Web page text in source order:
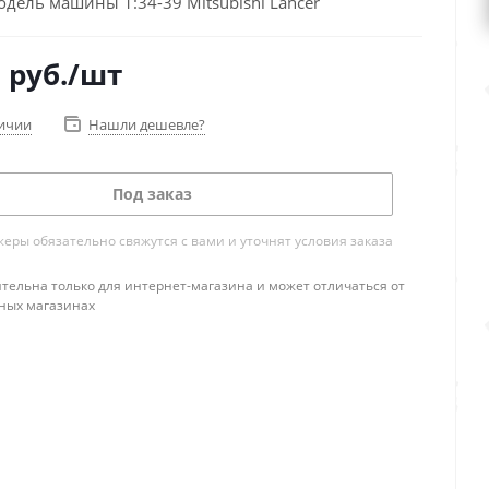
руб./шт
Нашли дешевле?
Под заказ
обязательно свяжутся с вами и уточнят условия заказа
только для интернет-магазина и может отличаться от
магазинах